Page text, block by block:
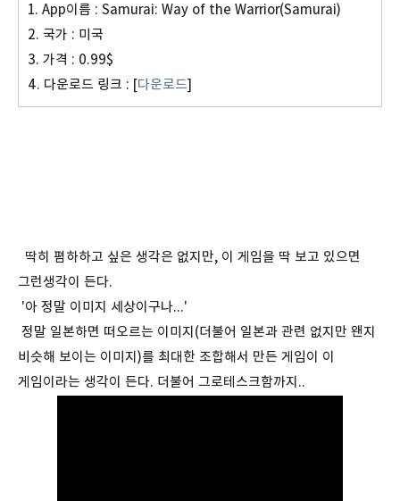
1. App이름 : Samurai: Way of the Warrior(Samurai)
2. 국가 : 미국
3. 가격 : 0.99$
4. 다운로드 링크 : [다운로드]
딱히 폄하하고 싶은 생각은 없지만, 이 게임을 딱 보고 있으면
그런생각이 든다.
'아 정말 이미지 세상이구나...'
정말 일본하면 떠오르는 이미지(더불어 일본과 관련 없지만 왠지
비슷해 보이는 이미지)를 최대한 조합해서 만든 게임이 이
게임이라는 생각이 든다. 더불어 그로테스크함까지..